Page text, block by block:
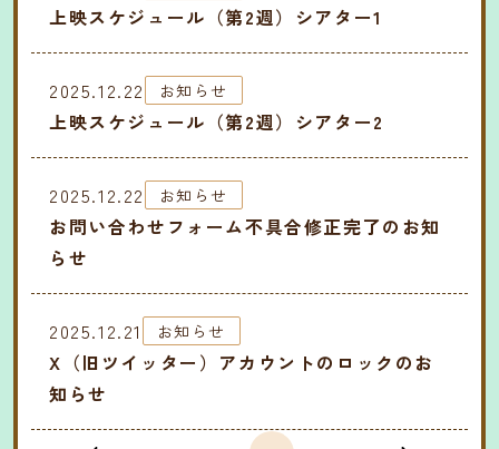
上映スケジュール（第2週）シアター1
2025.12.22 お知らせ
上映スケジュール（第2週）シアター2
2025.12.22 お知らせ
お問い合わせフォーム不具合修正完了のお知
らせ
2025.12.21 お知らせ
X（旧ツイッター）アカウントのロックのお
知らせ